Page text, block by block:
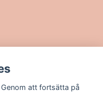
att fortsätta på